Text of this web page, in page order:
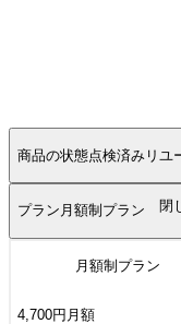
商品の状態点検済みリユ
プラン 月額制プラン 閉
月額制プラン
4,700円 月額